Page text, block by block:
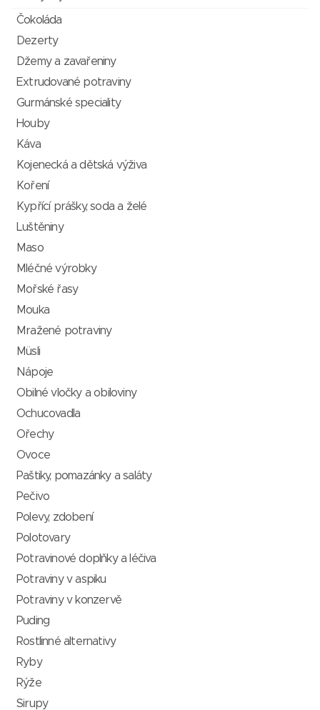
Čokoláda
Dezerty
Džemy a zavařeniny
Extrudované potraviny
Gurmánské speciality
Houby
Káva
Kojenecká a dětská výživa
Koření
Kypřící prášky, soda a želé
Luštěniny
Maso
Mléčné výrobky
Mořské řasy
Mouka
Mražené potraviny
Müsli
Nápoje
Obilné vločky a obiloviny
Ochucovadla
Ořechy
Ovoce
Paštiky, pomazánky a saláty
Pečivo
Polevy, zdobení
Polotovary
Potravinové doplňky a léčiva
Potraviny v aspiku
Potraviny v konzervě
Puding
Rostlinné alternativy
Ryby
Rýže
Sirupy